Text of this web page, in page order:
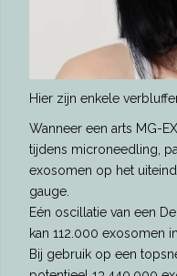
Hier zijn enkele
Wanneer een arts MG-
tijdens microneedling,
exosomen op het
gauge.
Eén oscillatie van een
kan 112.000 exosomen
Bij gebruik op een